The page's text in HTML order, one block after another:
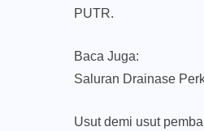
PUTR.
Baca Juga:
Saluran Drainase
Usut demi usut